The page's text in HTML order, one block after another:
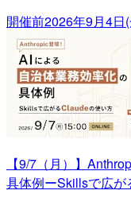
開催前2026年9月4日
【9/7（月）】
具体例ーSkillsで広